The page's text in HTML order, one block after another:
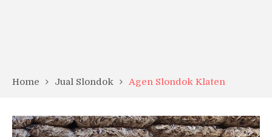
Home Jual Slondok Agen Slondok Klaten